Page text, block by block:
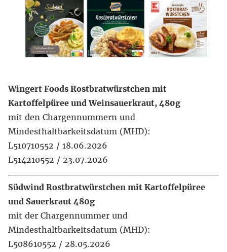
Wingert Foods Rostbratwürstchen mit
Kartoffelpüree und Weinsauerkraut, 480g
mit den Chargennummern und
Mindesthaltbarkeitsdatum (MHD):
L510710552 / 18.06.2026
L514210552 / 23.07.2026
Südwind Rostbratwürstchen mit Kartoffelpüree
und Sauerkraut 480g
mit der Chargennummer und
Mindesthaltbarkeitsdatum (MHD):
L508610552 / 28.05.2026